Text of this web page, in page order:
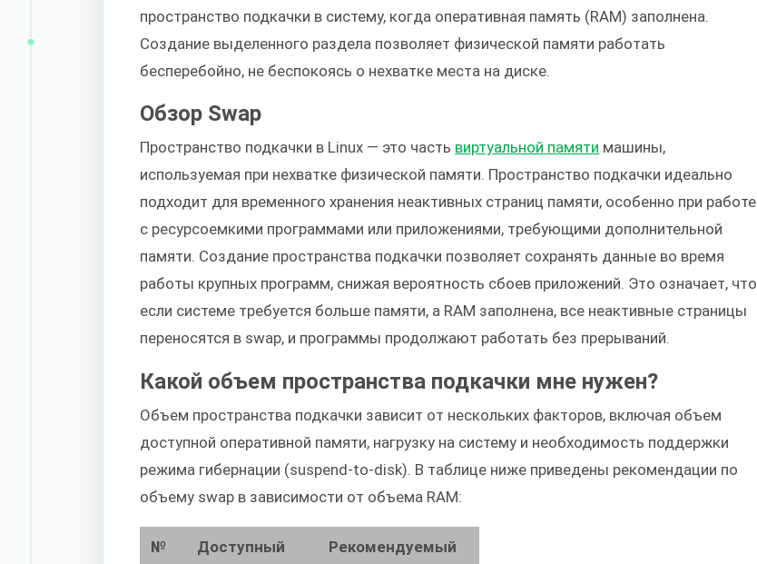
пространство подкачки в систему, когда оперативная память (RAM) заполнена.
Создание выделенного раздела позволяет физической памяти работать
бесперебойно, не беспокоясь о нехватке места на диске.
Обзор Swap
Пространство подкачки в Linux — это часть виртуальной памяти машины,
используемая при нехватке физической памяти. Пространство подкачки идеально
подходит для временного хранения неактивных страниц памяти, особенно при работе
с ресурсоемкими программами или приложениями, требующими дополнительной
памяти. Создание пространства подкачки позволяет сохранять данные во время
работы крупных программ, снижая вероятность сбоев приложений. Это означает, что
если системе требуется больше памяти, а RAM заполнена, все неактивные страницы
переносятся в swap, и программы продолжают работать без прерываний.
Какой объем пространства подкачки мне нужен?
Объем пространства подкачки зависит от нескольких факторов, включая объем
доступной оперативной памяти, нагрузку на систему и необходимость поддержки
режима гибернации (suspend-to-disk). В таблице ниже приведены рекомендации по
объему swap в зависимости от объема RAM:
№
Доступный
Рекомендуемый